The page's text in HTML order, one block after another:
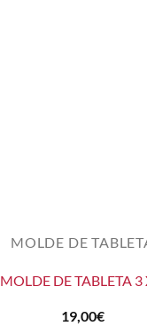
MOLDE DE
MOLDE DE TABLETA 3
19,00€